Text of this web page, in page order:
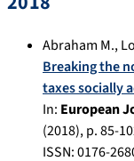
Abraham M.,
Breaking the
taxes socially
In: European
(2018), p.85-
ISSN: 0176-